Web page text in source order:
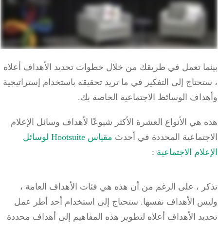
تعمل في طريقك من خلال خطوات تحديد الأهداف أعلاه
إلى التفكير في ما تريد تحقيقه باستخدام إستراتيجية
الوسائط الاجتماعية الخاصة بك.
هي الأنواع العشرة الأكثر شيوعًا لأهداف وسائل الإعلام
المحددة في أحدث
مقياس Hootsuite لوسائل
الاجتماعية:
، على الرغم من أن هذه هي فئات الأهداف العامة ،
الأهداف نفسها.ستحتاج إلى استخدام أحد أطر عمل
الأهداف أعلاه لتطوير هذه المفاهيم إلى أهداف محددة